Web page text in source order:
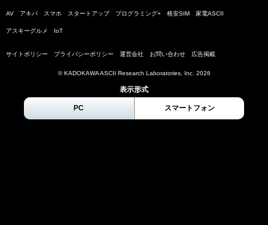
AV アキバ スマホ スタートアップ プログラミング+ 格安SIM 家電ASCII
アスキーグルメ IoT
サイトポリシー プライバシーポリシー 運営会社 お問い合わせ 広告掲載
© KADOKAWA ASCII Research Laboratories, Inc. 2026
表示形式
PC スマートフォン